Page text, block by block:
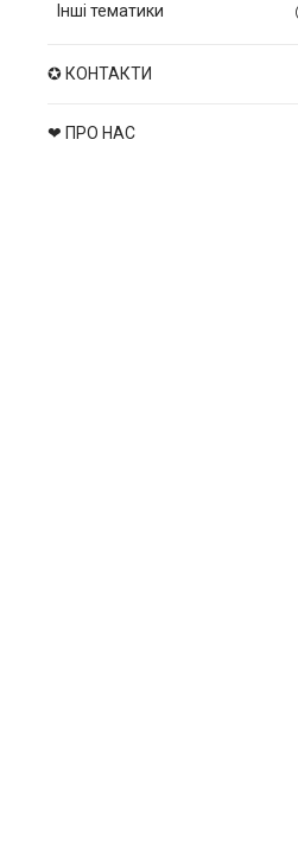
Інші тематики
✪ КОНТАКТИ
❤ ПРО НАС